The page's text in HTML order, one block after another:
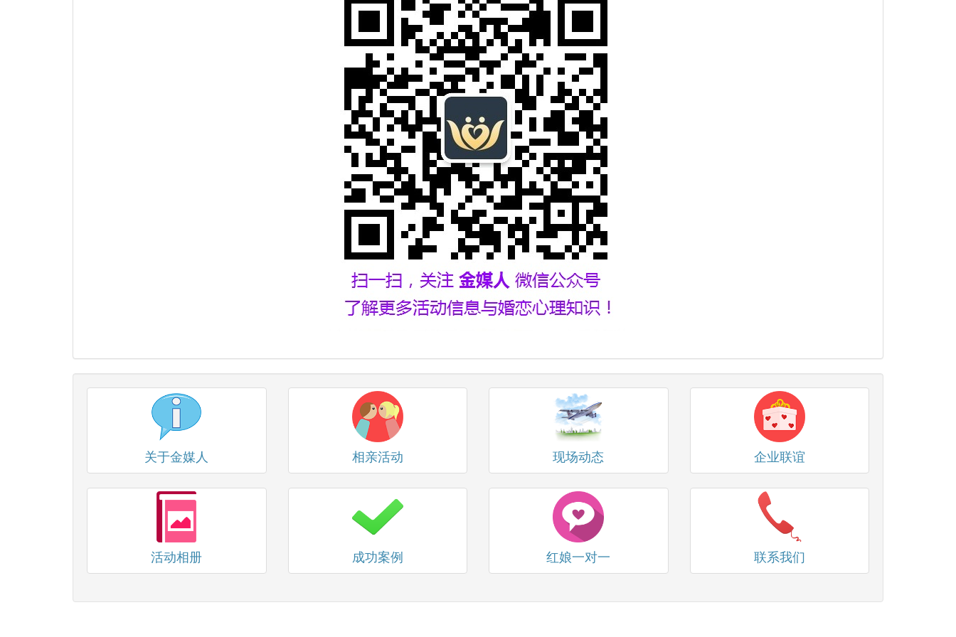
关于金媒人 相亲活动 现场动态 企业联谊
活动相册 成功案例 红娘一对一 联系我们